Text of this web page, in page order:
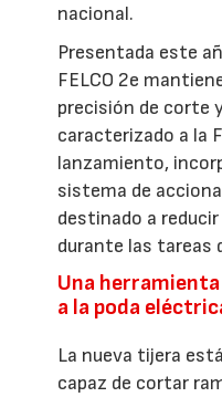
nacional.
Presentada este
FELCO 2e
precisión de corte
caracterizado a la
lanzamiento,
sistema de
destinado a
durante las tareas
Una
a la poda
La nueva tijera
capaz de cortar